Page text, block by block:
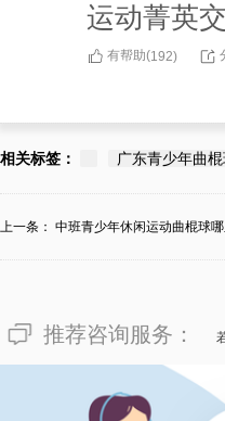
运动菁英
有帮助(192)
相关标签： 广东青少年曲
上一条： 中班青少年休闲运动曲棍球哪
推荐咨询服务：